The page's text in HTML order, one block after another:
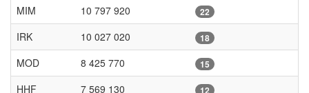
MIM 10 797 920 22
IRK 10 027 020 18
MOD 8 425 770 15
HHF 7 569 130 12